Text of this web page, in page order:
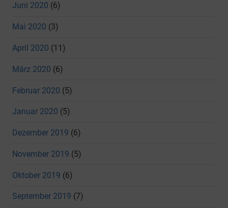
Juni 2020 (6)
Mai 2020 (3)
April 2020 (11)
März 2020 (6)
Februar 2020 (5)
Januar 2020 (5)
Dezember 2019 (6)
November 2019 (5)
Oktober 2019 (6)
September 2019 (7)